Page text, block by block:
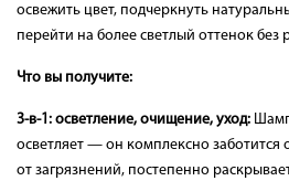
освежить цвет, подчеркнуть
перейти на более светлый оттенок
Что вы получите:
3-в-1: осветление, очищение, уход:
осветляет — он комплексно заботится
от загрязнений, постепенно